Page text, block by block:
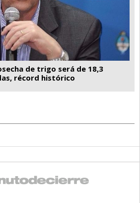
de trigo será de 18,3
récord histórico